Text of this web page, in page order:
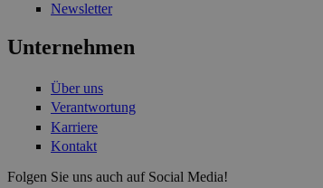
Newsletter
Unternehmen
Über uns
Verantwortung
Karriere
Kontakt
Folgen Sie uns auch auf Social Media!